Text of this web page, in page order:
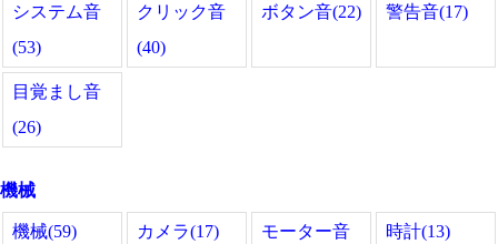
システム音
(53)
クリック音
(40)
ボタン音(22) 警告音(17)
目覚まし音
(26)
機械
機械(59) カメラ(17)
モーター音
時計(13)